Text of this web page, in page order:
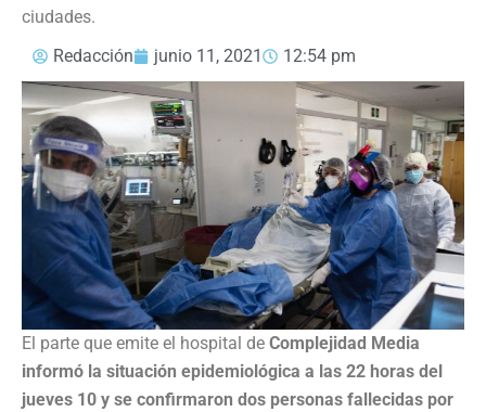
ciudades.
Redacción
junio 11, 2021 12:54 pm
El parte que emite el hospital de Complejidad Media
informó la situación epidemiológica a las 22 horas del
jueves 10 y se confirmaron dos personas fallecidas por